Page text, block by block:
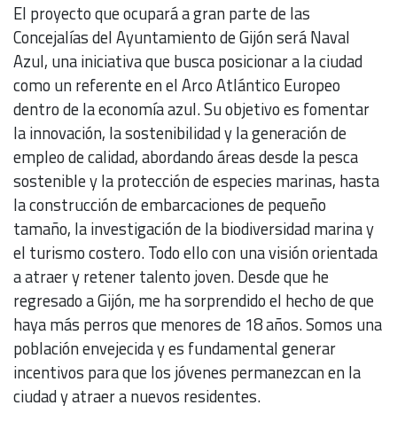
El proyecto que ocupará a gran parte de las
Concejalías del Ayuntamiento de Gijón será Naval
Azul, una iniciativa que busca posicionar a la ciudad
como un referente en el Arco Atlántico Europeo
dentro de la economía azul. Su objetivo es fomentar
la innovación, la sostenibilidad y la generación de
empleo de calidad, abordando áreas desde la pesca
sostenible y la protección de especies marinas, hasta
la construcción de embarcaciones de pequeño
tamaño, la investigación de la biodiversidad marina y
el turismo costero. Todo ello con una visión orientada
a atraer y retener talento joven. Desde que he
regresado a Gijón, me ha sorprendido el hecho de que
haya más perros que menores de 18 años. Somos una
población envejecida y es fundamental generar
incentivos para que los jóvenes permanezcan en la
ciudad y atraer a nuevos residentes.